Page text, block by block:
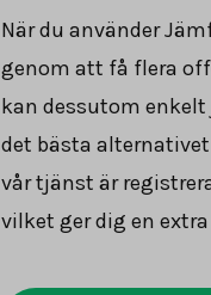
När du använder
genom att få flera
kan dessutom
det bästa
vår tjänst är
vilket ger dig en